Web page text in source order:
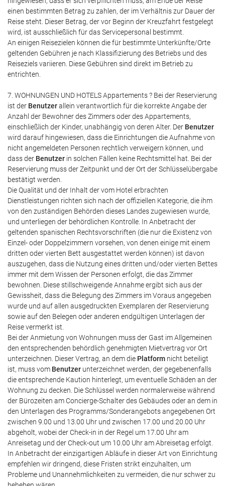
einen bestimmten Betrag zu zahlen, der im Verhältnis zur Dauer der
Reise steht. Dieser Betrag, der vor Beginn der Kreuzfahrt festgelegt
wird, ist ausschließlich für das Servicepersonal bestimmt.
An einigen Reisezielen können die für bestimmte Unterkünfte/Orte
geltenden Gebühren je nach Klassifizierung des Betriebs und des
Reiseziels variieren. Diese Gebühren sind direkt im Betrieb zu
entrichten.
7. WOHNUNGEN UND HOTELS Appartements ? Bei der Reservierung
ist der Benutzerallein verantwortlich für die korrekte Angabe der
Anzahl der Bewohner des Zimmers oder des Appartements,
einschließlich der Kinder, unabhängig von deren Alter. Der Benutzer
wird darauf hingewiesen, dass die Einrichtungen die Aufnahme von
nicht angemeldeten Personen rechtlich verweigern können, und
dass der Benutzer in solchen Fällen keine Rechtsmittel hat. Bei der
Reservierung muss der Zeitpunkt und der Ort der Schlüsselübergabe
bestätigt werden.
Die Qualität und der Inhalt der vom Hotel erbrachten
Dienstleistungen richten sich nach der offiziellen Kategorie, die ihm
von den zuständigen Behörden dieses Landes zugewiesen wurde,
und unterliegen der behördlichen Kontrolle. In Anbetracht der
geltenden spanischen Rechtsvorschriften (die nur die Existenz von
Einzel- oder Doppelzimmern vorsehen, von denen einige mit einem
dritten oder vierten Bett ausgestattet werden können) ist davon
auszugehen, dass die Nutzung eines dritten und/oder vierten Bettes
immer mit dem Wissen der Personen erfolgt, die das Zimmer
bewohnen. Diese stillschweigende Annahme ergibt sich aus der
Gewissheit, dass die Belegung des Zimmers im Voraus angegeben
wurde und auf allen ausgedruckten Exemplaren der Reservierung
sowie auf den Belegen oder anderen endgültigen Unterlagen der
Reise vermerkt ist.
Bei der Anmietung von Wohnungen muss der Gast im Allgemeinen
den entsprechenden behördlich genehmigten Mietvertrag vor Ort
unterzeichnen. Dieser Vertrag, an dem die Platform nicht beteiligt
ist, muss vom Benutzer unterzeichnet werden, der gegebenenfalls
die entsprechende Kaution hinterlegt, um eventuelle Schäden an der
Wohnung zu decken. Die Schlüssel werden normalerweise während
der Bürozeiten am Concierge-Schalter des Gebäudes oder an dem in
den Unterlagen des Programms/Sonderangebots angegebenen Ort
zwischen 9.00 und 13.00 Uhr und zwischen 17.00 und 20.00 Uhr
abgeholt, wobei der Check-in in der Regel um 17.00 Uhr am
Anreisetag und der Check-out um 10.00 Uhr am Abreisetag erfolgt.
In Anbetracht der einzigartigen Abläufe in dieser Art von Einrichtung
empfehlen wir dringend, diese Fristen strikt einzuhalten, um
Probleme und Unannehmlichkeiten zu vermeiden, die nur schwer zu